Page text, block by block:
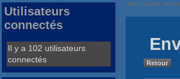
Voir/Cacher
Retour
Utilisateurs
connectés
Il y a 102 utilisateurs
connectés